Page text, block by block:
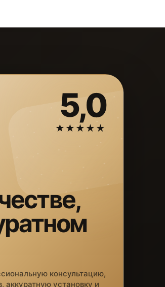
5,0
★★★★★
консультацию,
аккуратную установку и